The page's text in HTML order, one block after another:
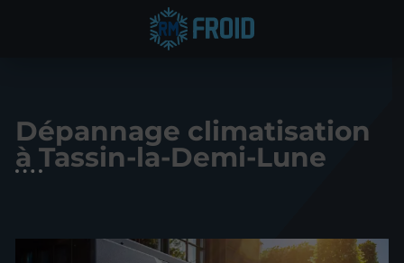
Dépannage climatisation
à Tassin-la-Demi-Lune